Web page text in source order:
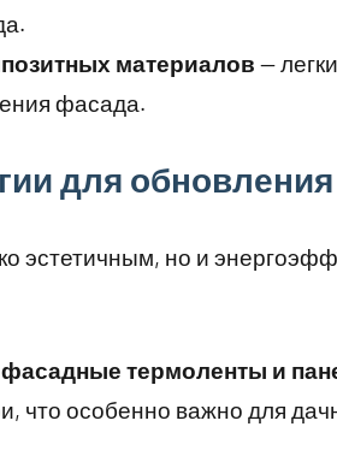
материалов —
фасада.
для
эстетичным, но и
термоленты и
что особенно важно для